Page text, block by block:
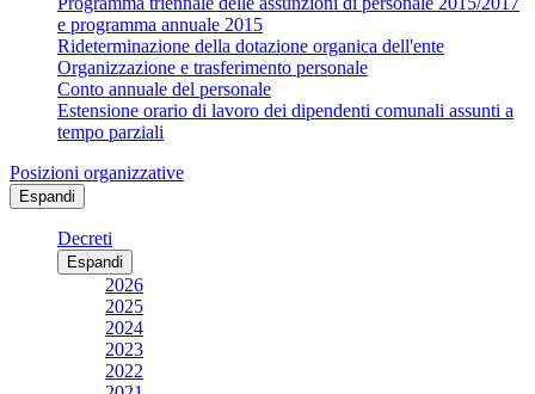
e programma annuale 2015
Rideterminazione della dotazione organica dell'ente
Organizzazione e trasferimento personale
Conto annuale del personale
Estensione orario di lavoro dei dipendenti comunali assunti a
tempo parziali
Posizioni organizzative
Espandi
Decreti
Espandi
2026
2025
2024
2023
2022